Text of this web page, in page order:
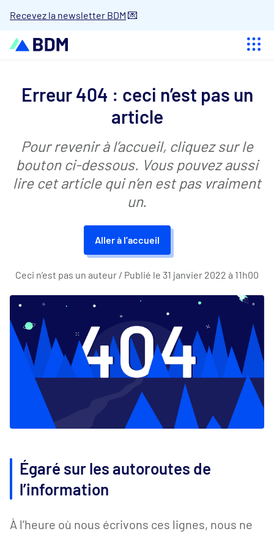
Recevez la newsletter BDM 💌
Aller
Erreur 404 : ceci n’est pas un
article
Pour revenir à l’accueil, cliquez sur le
bouton ci-dessous. Vous pouvez aussi
lire cet article qui n’en est pas vraiment
un.
Aller à l’accueil
Ceci n’est pas un auteur / Publié le 31 janvier 2022 à 11h00
Égaré sur les autoroutes de
l’information
À l’heure où nous écrivons ces lignes, nous ne